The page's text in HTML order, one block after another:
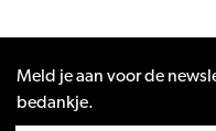
Meld je aan voor de
bedankje.